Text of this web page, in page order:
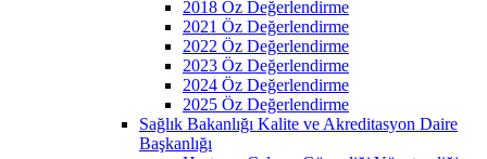
2018 Öz Değerlendirme
2021 Öz Değerlendirme
2022 Öz Değerlendirme
2023 Öz Değerlendirme
2024 Öz Değerlendirme
2025 Öz Değerlendirme
Sağlık Bakanlığı Kalite ve Akreditasyon Daire
Başkanlığı